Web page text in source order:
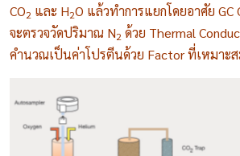
CO2 และ H2O แล้วทำการแยกโดยอาศัย GC
จะตรวจวัดปริมาณ N2 ด้วย Thermal
คำนวณเป็นค่าโปรตีนด้วย Factor ที่เหมาะ